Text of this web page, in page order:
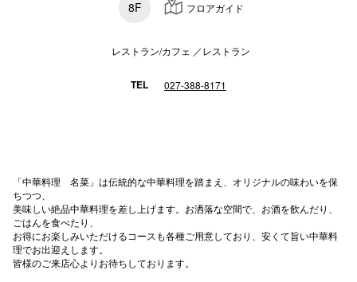
8F フロアガイド
レストラン/カフェ ／レストラン
TEL 027-388-8171
「中華料理 名菜」は伝統的な中華料理を踏まえ、オリジナルの味わいを保
ちつつ、
美味しい絶品中華料理を差し上げます。お洒落な空間で、お酒を飲んだり、
ごはんを食べたり、
お得にお楽しみいただけるコースも各種ご用意しており、安くて旨い中華料
理でお出迎えします。
皆様のご来店心よりお待ちしております。
キャナルシ